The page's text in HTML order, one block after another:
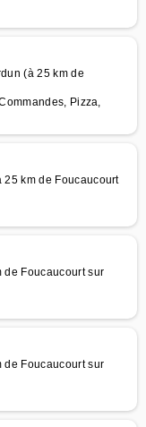
(à 25 km de
Pizza,
km de Foucaucourt
de Foucaucourt sur
de Foucaucourt sur